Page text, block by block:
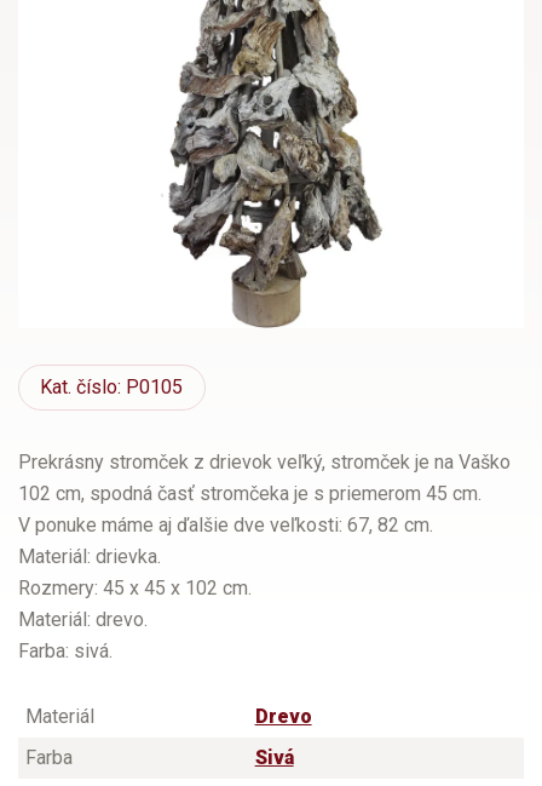
Kat. číslo: P0105
Prekrásny stromček z drievok veľký, stromček je na Vaško
102 cm, spodná časť stromčeka je s priemerom 45 cm.
V ponuke máme aj ďalšie dve veľkosti: 67, 82 cm.
Materiál: drievka.
Rozmery: 45 x 45 x 102 cm.
Materiál: drevo.
Farba: sivá.
Materiál
Drevo
Farba
Sivá